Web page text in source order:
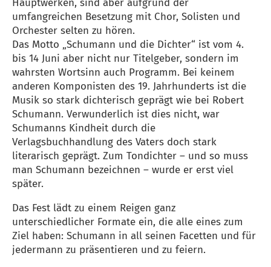
Hauptwerken, sind aber aufgrund der
umfangreichen Besetzung mit Chor, Solisten und
Orchester selten zu hören.
Das Motto „Schumann und die Dichter“ ist vom 4.
bis 14 Juni aber nicht nur Titelgeber, sondern im
wahrsten Wortsinn auch Programm. Bei keinem
anderen Komponisten des 19. Jahrhunderts ist die
Musik so stark dichterisch geprägt wie bei Robert
Schumann. Verwunderlich ist dies nicht, war
Schumanns Kindheit durch die
Verlagsbuchhandlung des Vaters doch stark
literarisch geprägt. Zum Tondichter – und so muss
man Schumann bezeichnen – wurde er erst viel
später.
Das Fest lädt zu einem Reigen ganz
unterschiedlicher Formate ein, die alle eines zum
Ziel haben: Schumann in all seinen Facetten und für
jedermann zu präsentieren und zu feiern.